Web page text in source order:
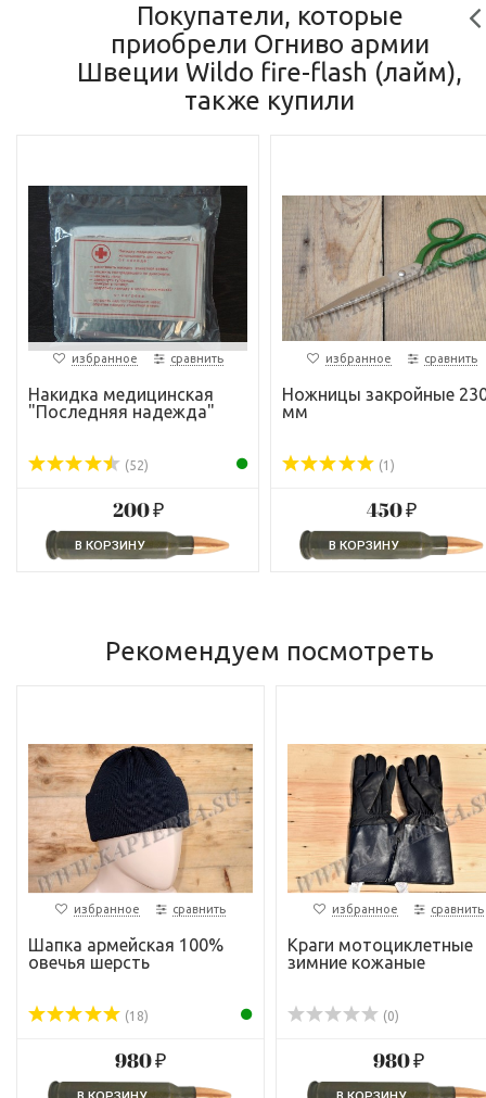
Покупатели, которые
приобрели Огниво армии
Швеции Wildo fire-flash (лайм),
также купили
избранное сравнить
Накидка медицинская
"Последняя надежда"
(52)
200 ₽
избранное сравнить
Ножницы закройные
мм
(1)
450 ₽
Рекомендуем посмотреть
избранное сравнить
Шапка армейская 100%
овечья шерсть
(18)
980 ₽
избранное сравнить
Краги мотоциклетные
зимние кожаные
(0)
980 ₽